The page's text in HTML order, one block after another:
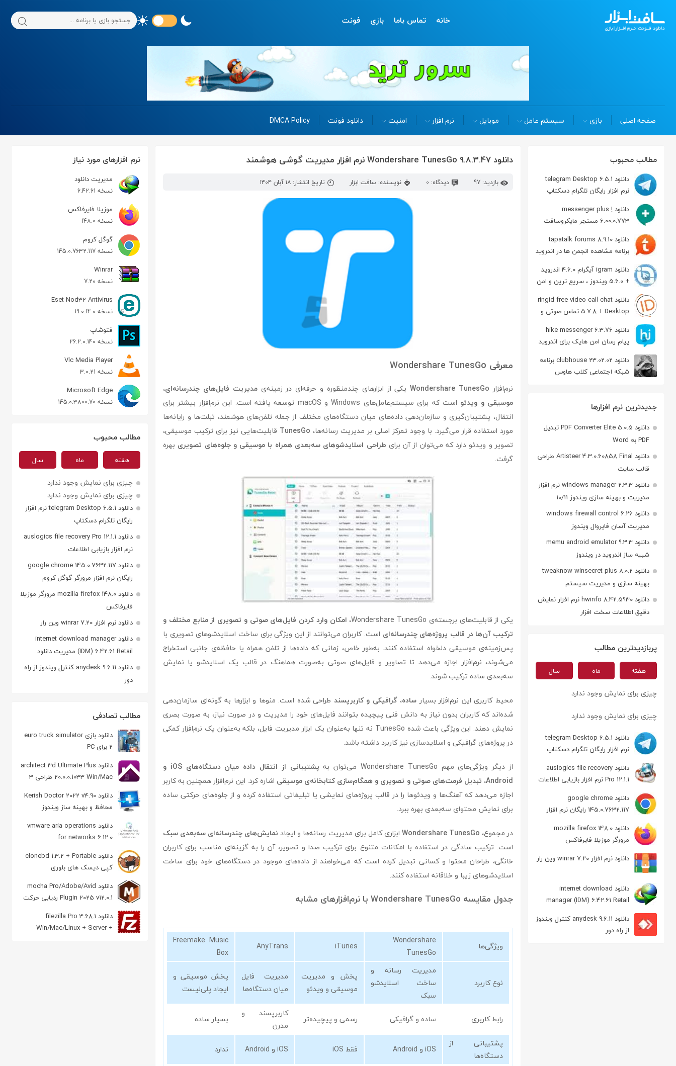
خانه تماس باما بازی فونت
صفحه اصلی بازی سیستم عامل موبایل نرم افزار امنیت دانلود فونت DMCA Policy
مطالب محبوب
دانلود telegram Desktop 6.5.1
نرم افزار رایگان تلگرام دسکتاپ
دانلود messenger plus !
6.00.0.773 مسنجر مایکروسافت
دانلود tapatalk forums 8.9.10
برنامه مشاهده انجمن ها در اندروید
دانلود igram آیگرام 4.6.0 اندروید
+ 5.6.0 ویندوز ، سریع ترین و امن
ترین نسخه تلگرام
دانلود ringid free video call chat
5.7.8 + Desktop تماس صوتی و
تصویری در اندروید
دانلود hike messenger 6.3.76
پیام‌ رسان‌ امن هایک برای اندروید
دانلود clubhouse 23.02.02 برنامه
شبکه اجتماعی کلاب هاوس
جدیدترین نرم افزارها
دانلود PDF Converter Elite 5.0.5 تبدیل
PDF به Word
دانلود Artisteer 4.3.0.60858 Final طراحی
قالب سایت
دانلود windows manager 2.3.3 نرم افزار
مدیریت و بهینه سازی ویندوز 10/11
دانلود windows firewall control 6.26
مدیریت آسان فایروال ویندوز
دانلود memu android emulator 9.3.3
شبیه ساز اندروید در ویندوز
دانلود tweaknow winsecret plus 8.0.2
بهینه سازی و مدیریت سیستم
دانلود hwinfo 8.42.5930 نرم افزار نمایش
دقیق اطلاعات سخت افزار
پربازدیدترین مطالب
هفته ماه سال
چیزی برای نمایش وجود ندارد
چیزی برای نمایش وجود ندارد
دانلود telegram Desktop 6.5.1
نرم افزار رایگان تلگرام دسکتاپ
دانلود auslogics file recovery
Pro 12.1.1 نرم افزار بازیابی اطلاعات
دانلود google chrome
145.0.7632.117 رایگان نرم افزار
مرورگر گوگل کروم
دانلود mozilla firefox 148.0
مرورگر موزیلا فایرفاکس
دانلود نرم افزار winrar 7.20 وین رار
دانلود internet download
manager (IDM) 6.42.61 Retail
مدیریت دانلود
دانلود anydesk 9.6.11 کنترل ویندوز
از راه دور
دانلود Wondershare TunesGo 9.8.3.47 نرم افزار مدیریت گوشی هوشمند
بازدید: 97 دیدگاه: 0 نویسنده: سافت ابزار تاریخ انتشار: ۱۸ آبان ۱۴۰۴
معرفی Wondershare TunesGo
نرم‌افزار Wondershare TunesGoیکی از ابزارهای چندمنظوره و حرفه‌ای در زمینه‌یمدیریت فایل‌های چندرسانه‌ای،
موسیقی و ویدئو
است که برای سیستم‌عامل‌های Windows و macOS توسعه یافته است. این نرم‌افزار بیشتر برای
انتقال، پشتیبان‌گیری و سازمان‌دهی داده‌های میان دستگاه‌های مختلف از جمله تلفن‌های هوشمند، تبلت‌ها و رایانه‌ها
مورد استفاده قرار می‌گیرد. با وجود تمرکز اصلی بر مدیریت رسانه‌ها، TunesGo قابلیت‌هایی نیز برای ترکیب موسیقی،
تصویر و ویدئو دارد که می‌توان از آن برای طراحی اسلایدشوهای سه‌بعدی همراه با موسیقی و جلوه‌های تصویری بهره
گرفت.
یکی از قابلیت‌های برجسته‌ی Wondershare TunesGo،
امکان وارد کردن فایل‌های صوتی و تصویری از منابع مختلف و
ترکیب آن‌ها در قالب پروژه‌های چندرسانه‌ای است. کاربران می‌توانند از این ویژگی برای ساخت اسلایدشوهای تصویری با
پس‌زمینه‌ی موسیقی دلخواه استفاده کنند. به‌طور خاص، زمانی که داده‌ها از تلفن همراه یا حافظه‌ی جانبی استخراج
می‌شوند، نرم‌افزار اجازه می‌دهد تا تصاویر و فایل‌های صوتی به‌صورت هماهنگ در قالب یک اسلایدشو یا نمایش
سه‌بعدی ساده ترکیب شوند.
محیط کاربری این نرم‌افزار بسیار ساده، گرافیکی و کاربرپسند طراحی شده است. منوها و ابزارها به گونه‌ای سازمان‌دهی
شده‌اند که کاربران بدون نیاز به دانش فنی پیچیده بتوانند فایل‌های خود را مدیریت و در صورت نیاز، به صورت بصری
نمایش دهند. این ویژگی باعث شده TunesGo نه تنها به‌عنوان یک ابزار مدیریت فایل، بلکه به‌عنوان یک نرم‌افزار کمکی
در پروژه‌های گرافیکی و اسلایدسازی نیز کاربرد داشته باشد.
از دیگر ویژگی‌های مهم Wondershare TunesGo می‌توان به
پشتیبانی از انتقال داده میان دستگاه‌های iOS و
Android، تبدیل فرمت‌های صوتی و تصویری و همگام‌سازی کتابخانه‌ی موسیقی
اشاره کرد. این نرم‌افزار همچنین به کاربر
اجازه می‌دهد که آهنگ‌ها و ویدئوها را در قالب پروژه‌های نمایشی یا تبلیغاتی استفاده کرده و از جلوه‌های حرکتی ساده
برای نمایش محتوای سه‌بعدی بهره ببرد.
در مجموع، Wondershare TunesGo ابزاری کامل برای مدیریت رسانه‌ها و ایجاد نمایش‌های چندرسانه‌ای سه‌بعدی سبک
است. ترکیب سادگی در استفاده با امکانات متنوع برای ترکیب صدا و تصویر، آن را به گزینه‌ای مناسب برای کاربران
خانگی، طراحان محتوا و کسانی تبدیل کرده است که می‌خواهند از داده‌های موجود در دستگاه‌های خود برای ساخت
اسلایدشوهای زیبا و خلاقانه استفاده کنند.
جدول مقایسه Wondershare TunesGo با نرم‌افزارهای مشابه
ویژگی‌ها
Wondershare
TunesGo
iTunes
AnyTrans
Freemake Music
Box
نوع کاربرد
مدیریت رسانه و
ساخت اسلایدشو
سبک
پخش و مدیریت
موسیقی و ویدئو
مدیریت فایل
میان دستگاه‌ها
پخش موسیقی و
ایجاد پلی‌لیست
رابط کاربری ساده و گرافیکی رسمی و پیچیده‌تر
کاربرپسند و
مدرن
بسیار ساده
پشتیبانی از
دستگاه‌ها
iOS و Android فقط iOS iOS و Android
ندارد
نرم افزارهای مورد نیاز
مدیریت دانلود
نسخه 6.42.61
موزیلا فایرفاکس
نسخه 148.0
گوگل کروم
نسخه 145.0.7632.117
Winrar
نسخه 7.20
Eset Nod32 Antivirus
نسخه 19.0.14.0
فتوشاپ
نسخه 26.2.0.140
Vlc Media Player
نسخه 3.0.21
Microsoft Edge
نسخه 145.0.3800.70
مطالب محبوب
هفته ماه سال
چیزی برای نمایش وجود ندارد
چیزی برای نمایش وجود ندارد
دانلود telegram Desktop 6.5.1 نرم افزار
رایگان تلگرام دسکتاپ
دانلود auslogics file recovery Pro 12.1.1
نرم افزار بازیابی اطلاعات
دانلود google chrome 145.0.7632.117
رایگان نرم افزار مرورگر گوگل کروم
دانلود mozilla firefox 148.0 مرورگر موزیلا
فایرفاکس
دانلود نرم افزار winrar 7.20 وین رار
دانلود internet download manager
(IDM) 6.42.61 Retail مدیریت دانلود
دانلود anydesk 9.6.11 کنترل ویندوز از راه
دور
مطالب تصادفی
دانلود بازی euro truck simulator
2 برای PC
دانلود architect 3d Ultimate Plus
20.0.0.1033 Win/Mac طراحی 3
بعدی ساختمان
دانلود Kerish Doctor 2022 v4.90
محافظ و بهینه ساز ویندوز
دانلود vmware aria operations
for networks 6.12.0
دانلود clonebd 1.3.2 + Portable
کپی دیسک های بلوری
دانلود mocha Pro/Adobe/Avid
Plugin 2025 v12.0.1 ردیابی حرکت
دانلود filezilla Pro 3.68.1
Win/Mac/Linux + Server +